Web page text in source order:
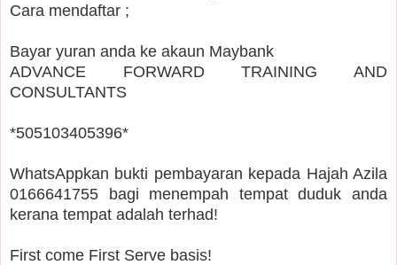
Cara mendaftar ;
Bayar yuran anda ke akaun Maybank
ADVANCE FORWARD TRAINING AND
CONSULTANTS
*505103405396*
WhatsAppkan bukti pembayaran kepada Hajah Azila
0166641755 bagi menempah tempat duduk anda
kerana tempat adalah terhad!
First come First Serve basis!